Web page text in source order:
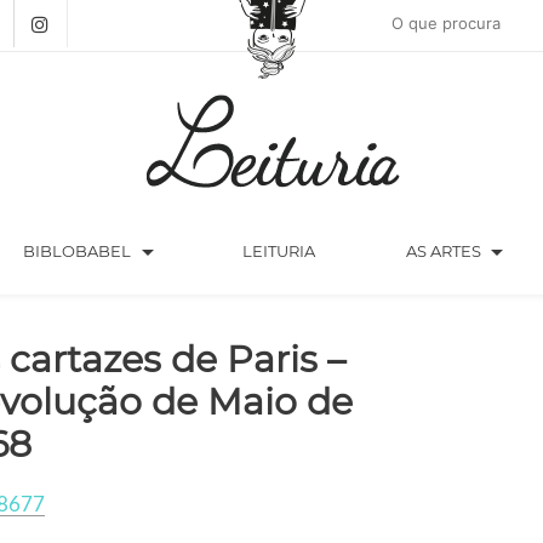
BIBLOBABEL arrow_drop_down LEITURIA AS ARTES arrow_drop_down
cartazes de Paris –
de Maio de